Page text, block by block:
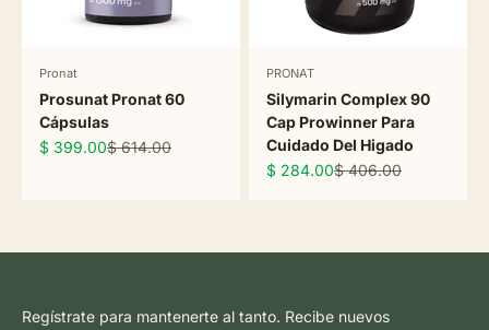
Pronat
Prosunat Pronat 60
Cápsulas
Precio de oferta
$ 399.00Precio normal
$ 614.00
PRONAT
Silymarin Complex 90
Cap Prowinner Para
Cuidado Del Higado
Precio de oferta
$ 284.00Precio normal
$ 406.00
Regístrate para mantenerte al tanto. Recibe nuevos